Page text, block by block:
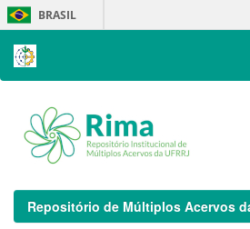
Skip
navigation
BRASIL
Repositório de Múltiplos Acervos